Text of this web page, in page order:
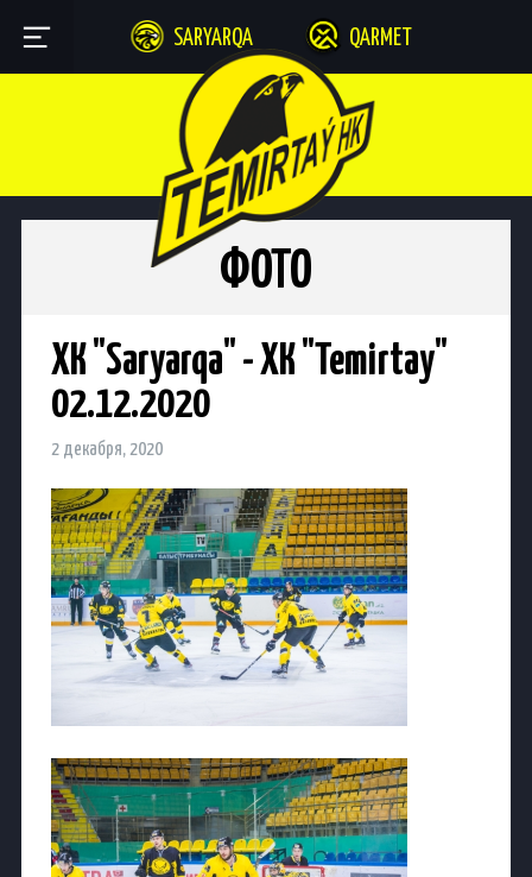
SARYARQA QARMET
ФОТО
ХК "Saryarqa" - ХК "Temirtay"
02.12.2020
2 декабря, 2020